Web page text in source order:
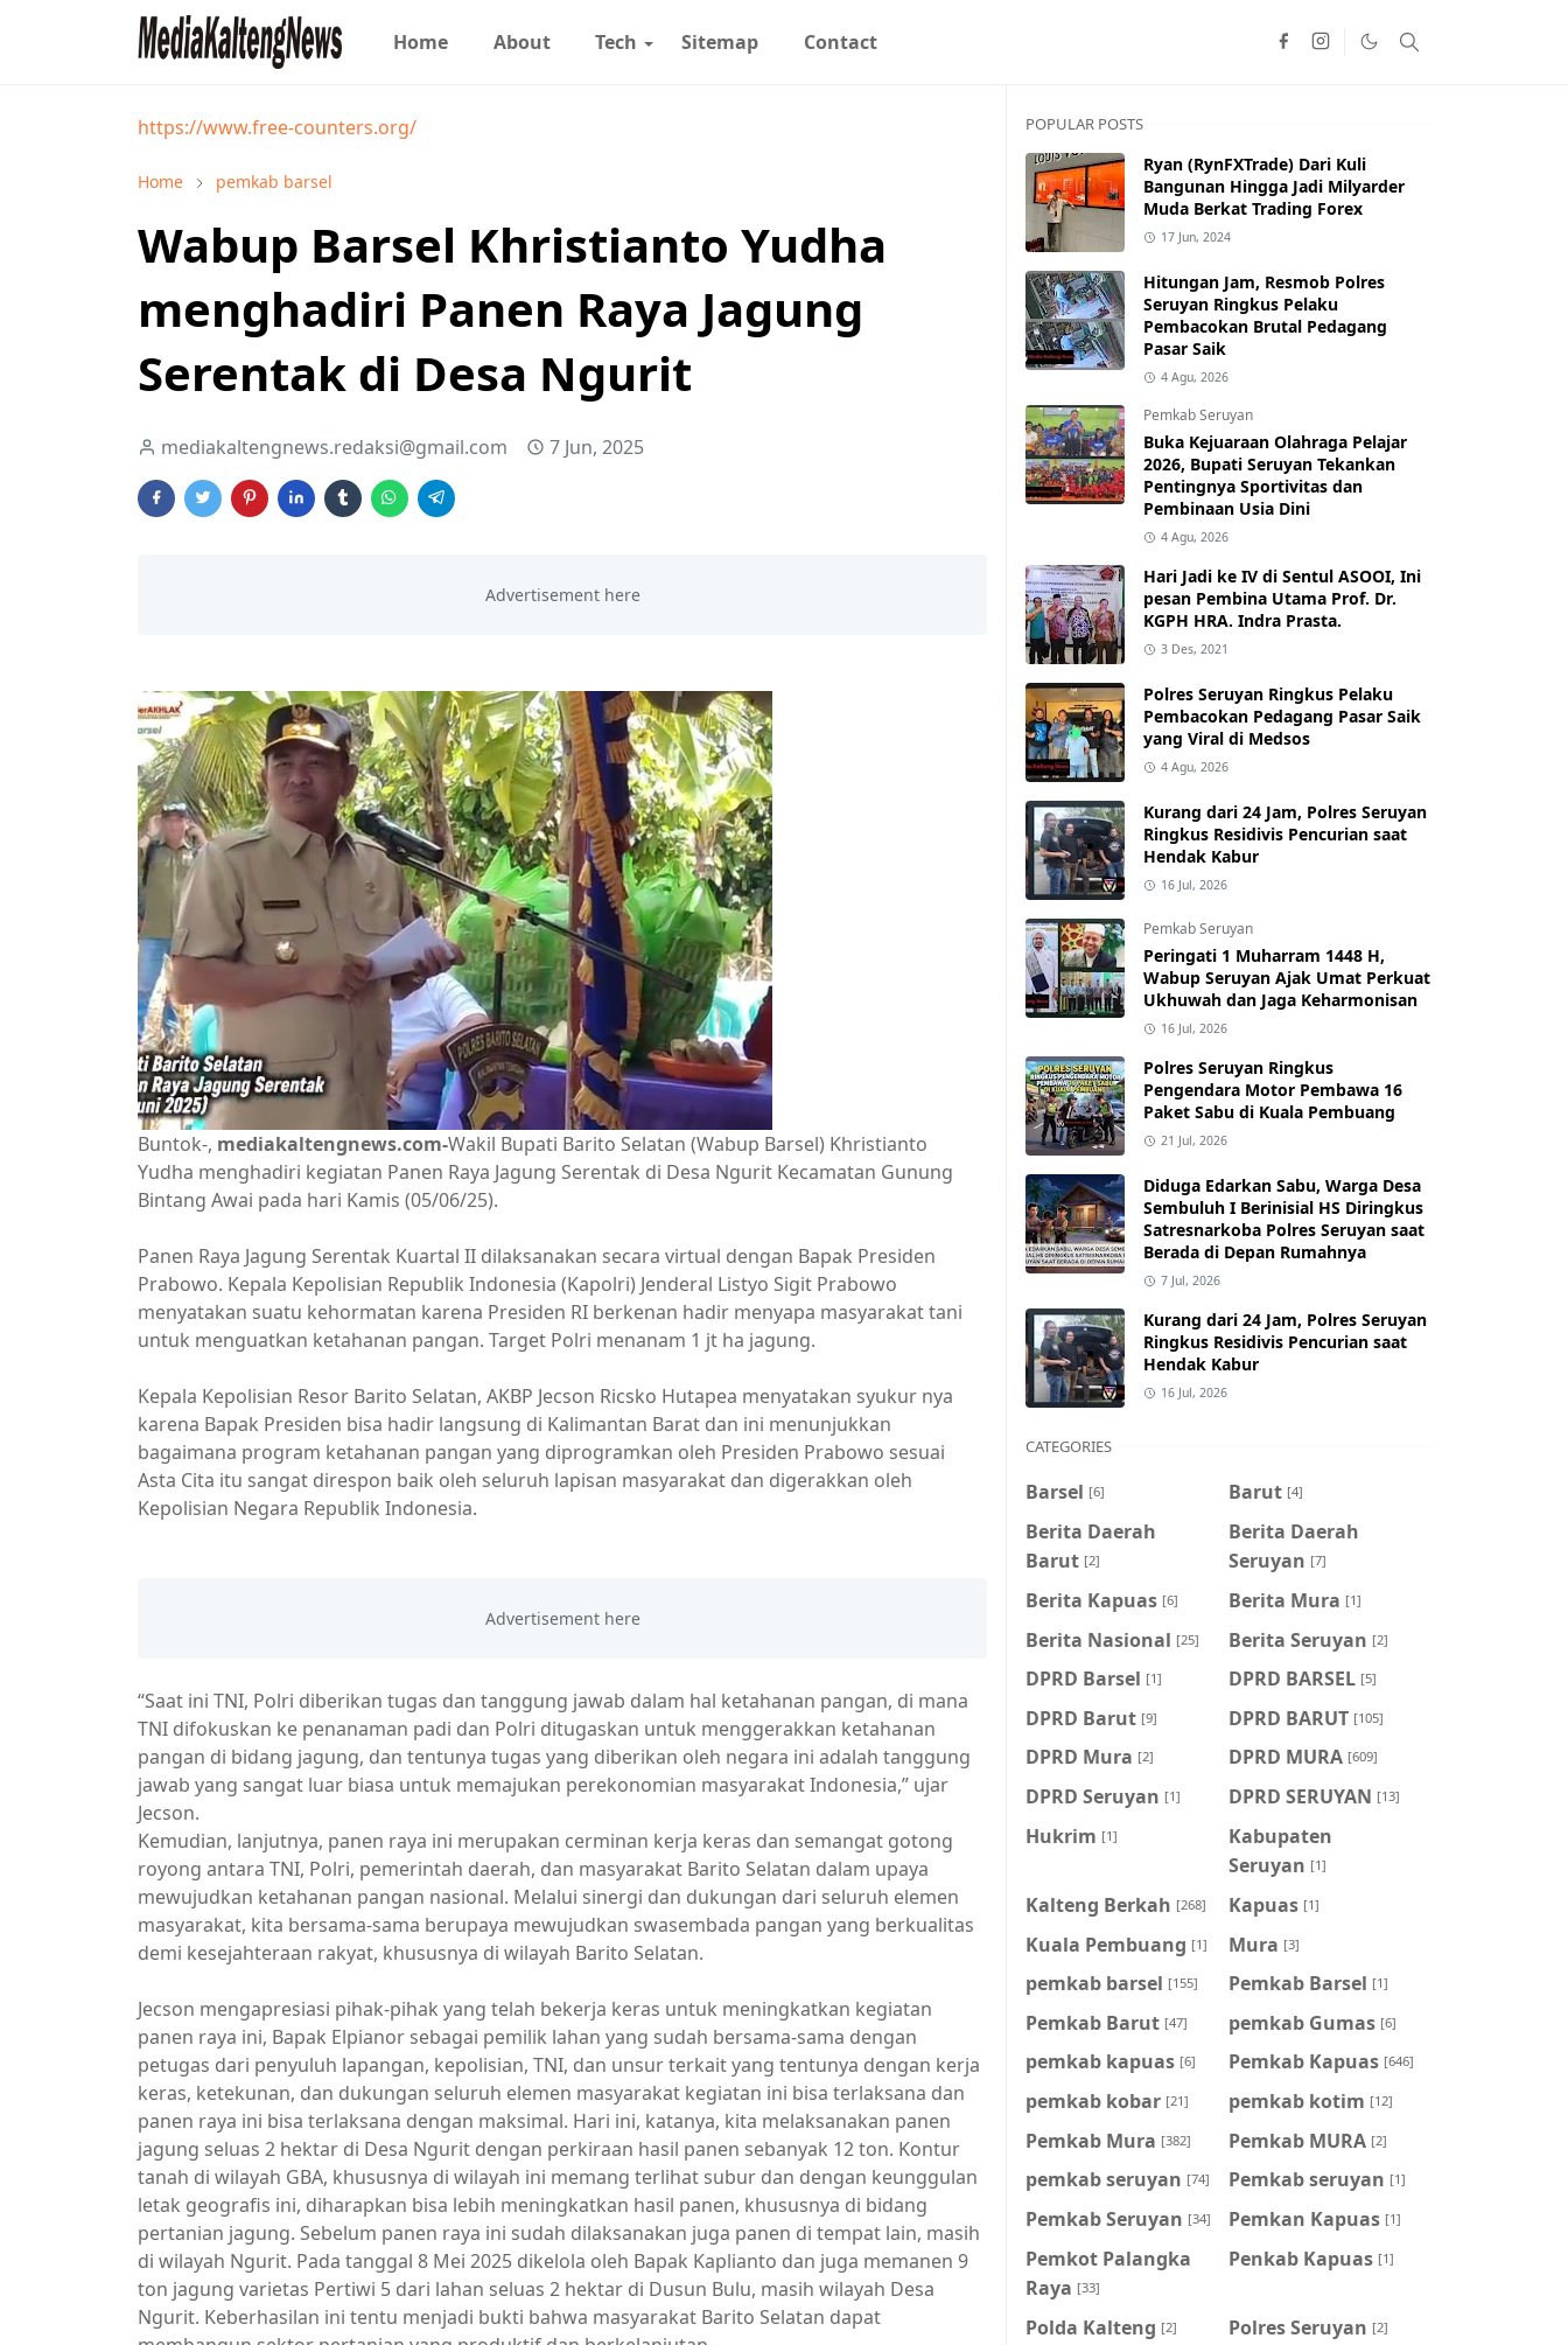
Home About Tech Sitemap Contact
https://www.free-counters.org/
Home pemkab barsel
Wabup Barsel Khristianto Yudha
menghadiri Panen Raya Jagung
Serentak di Desa Ngurit
mediakaltengnews.redaksi@gmail.com 7 Jun, 2025
Buntok-, mediakaltengnews.com-Wakil Bupati Barito Selatan (Wabup Barsel) Khristianto
Yudha menghadiri kegiatan Panen Raya Jagung Serentak di Desa Ngurit Kecamatan Gunung
Bintang Awai pada hari Kamis (05/06/25).
Panen Raya Jagung Serentak Kuartal II dilaksanakan secara virtual dengan Bapak Presiden
Prabowo. Kepala Kepolisian Republik Indonesia (Kapolri) Jenderal Listyo Sigit Prabowo
menyatakan suatu kehormatan karena Presiden RI berkenan hadir menyapa masyarakat tani
untuk menguatkan ketahanan pangan. Target Polri menanam 1 jt ha jagung.
Kepala Kepolisian Resor Barito Selatan, AKBP Jecson Ricsko Hutapea menyatakan syukur nya
karena Bapak Presiden bisa hadir langsung di Kalimantan Barat dan ini menunjukkan
bagaimana program ketahanan pangan yang diprogramkan oleh Presiden Prabowo sesuai
Asta Cita itu sangat direspon baik oleh seluruh lapisan masyarakat dan digerakkan oleh
Kepolisian Negara Republik Indonesia.
“Saat ini TNI, Polri diberikan tugas dan tanggung jawab dalam hal ketahanan pangan, di mana
TNI difokuskan ke penanaman padi dan Polri ditugaskan untuk menggerakkan ketahanan
pangan di bidang jagung, dan tentunya tugas yang diberikan oleh negara ini adalah tanggung
jawab yang sangat luar biasa untuk memajukan perekonomian masyarakat Indonesia,” ujar
Jecson.
Kemudian, lanjutnya, panen raya ini merupakan cerminan kerja keras dan semangat gotong
royong antara TNI, Polri, pemerintah daerah, dan masyarakat Barito Selatan dalam upaya
mewujudkan ketahanan pangan nasional. Melalui sinergi dan dukungan dari seluruh elemen
masyarakat, kita bersama-sama berupaya mewujudkan swasembada pangan yang berkualitas
demi kesejahteraan rakyat, khususnya di wilayah Barito Selatan.
Jecson mengapresiasi pihak-pihak yang telah bekerja keras untuk meningkatkan kegiatan
panen raya ini, Bapak Elpianor sebagai pemilik lahan yang sudah bersama-sama dengan
petugas dari penyuluh lapangan, kepolisian, TNI, dan unsur terkait yang tentunya dengan kerja
keras, ketekunan, dan dukungan seluruh elemen masyarakat kegiatan ini bisa terlaksana dan
panen raya ini bisa terlaksana dengan maksimal. Hari ini, katanya, kita melaksanakan panen
jagung seluas 2 hektar di Desa Ngurit dengan perkiraan hasil panen sebanyak 12 ton. Kontur
tanah di wilayah GBA, khususnya di wilayah ini memang terlihat subur dan dengan keunggulan
letak geografis ini, diharapkan bisa lebih meningkatkan hasil panen, khususnya di bidang
pertanian jagung. Sebelum panen raya ini sudah dilaksanakan juga panen di tempat lain, masih
di wilayah Ngurit. Pada tanggal 8 Mei 2025 dikelola oleh Bapak Kaplianto dan juga memanen 9
ton jagung varietas Pertiwi 5 dari lahan seluas 2 hektar di Dusun Bulu, masih wilayah Desa
Ngurit. Keberhasilan ini tentu menjadi bukti bahwa masyarakat Barito Selatan dapat
POPULAR POSTS
Ryan (RynFXTrade) Dari Kuli
Bangunan Hingga Jadi Milyarder
Muda Berkat Trading Forex
17 Jun, 2024
Hitungan Jam, Resmob Polres
Seruyan Ringkus Pelaku
Pembacokan Brutal Pedagang
Pasar Saik
4 Agu, 2026
Pemkab Seruyan
Buka Kejuaraan Olahraga Pelajar
2026, Bupati Seruyan Tekankan
Pentingnya Sportivitas dan
Pembinaan Usia Dini
4 Agu, 2026
Hari Jadi ke IV di Sentul ASOOI, Ini
pesan Pembina Utama Prof. Dr.
KGPH HRA. Indra Prasta.
3 Des, 2021
Polres Seruyan Ringkus Pelaku
Pembacokan Pedagang Pasar Saik
yang Viral di Medsos
4 Agu, 2026
Kurang dari 24 Jam, Polres Seruyan
Ringkus Residivis Pencurian saat
Hendak Kabur
16 Jul, 2026
Pemkab Seruyan
Peringati 1 Muharram 1448 H,
Wabup Seruyan Ajak Umat Perkuat
Ukhuwah dan Jaga Keharmonisan
16 Jul, 2026
Polres Seruyan Ringkus
Pengendara Motor Pembawa 16
Paket Sabu di Kuala Pembuang
21 Jul, 2026
Diduga Edarkan Sabu, Warga Desa
Sembuluh I Berinisial HS Diringkus
Satresnarkoba Polres Seruyan saat
Berada di Depan Rumahnya
7 Jul, 2026
Kurang dari 24 Jam, Polres Seruyan
Ringkus Residivis Pencurian saat
Hendak Kabur
16 Jul, 2026
CATEGORIES
Barsel [6] Barut [4]
Berita Daerah
Barut [2]
Berita Daerah
Seruyan [7]
Berita Kapuas [6] Berita Mura [1]
Berita Nasional [25] Berita Seruyan [2]
DPRD Barsel [1] DPRD BARSEL [5]
DPRD Barut [9] DPRD BARUT [105]
DPRD Mura [2] DPRD MURA [609]
DPRD Seruyan [1] DPRD SERUYAN [13]
Hukrim [1]
Kabupaten
Seruyan [1]
Kalteng Berkah [268] Kapuas [1]
Kuala Pembuang [1] Mura [3]
pemkab barsel [155] Pemkab Barsel [1]
Pemkab Barut [47] pemkab Gumas [6]
pemkab kapuas [6] Pemkab Kapuas [646]
pemkab kobar [21] pemkab kotim [12]
Pemkab Mura [382] Pemkab MURA [2]
pemkab seruyan [74] Pemkab seruyan [1]
Pemkab Seruyan [34] Pemkan Kapuas [1]
Pemkot Palangka
Raya [33]
Penkab Kapuas [1]
Polda Kalteng [2] Polres Seruyan [2]